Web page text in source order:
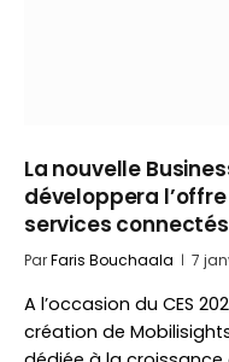
La nouvelle
développera
services
ParFaris Bouchaala 7
A l’occasion du CES
création de